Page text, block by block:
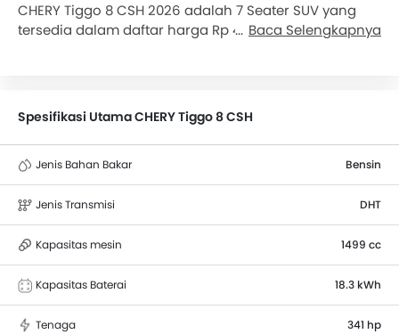
CHERY Tiggo 8 CSH 2026 adalah 7 Seater SUV yang
tersedia dalam daftar harga Rp 449,9 - 569,9 Juta di
mm H. Pesaing terdekat CHERY Tiggo 8 CSH adalah
Jimny, Glory i-Auto, MG HS dan Kicks e-Power.
Baca Selengkapnya
Spesifikasi Utama CHERY Tiggo 8 CSH
Jenis Bahan Bakar Bensin
Jenis Transmisi DHT
Kapasitas mesin 1499 cc
Kapasitas Baterai 18.3 kWh
Tenaga 341 hp